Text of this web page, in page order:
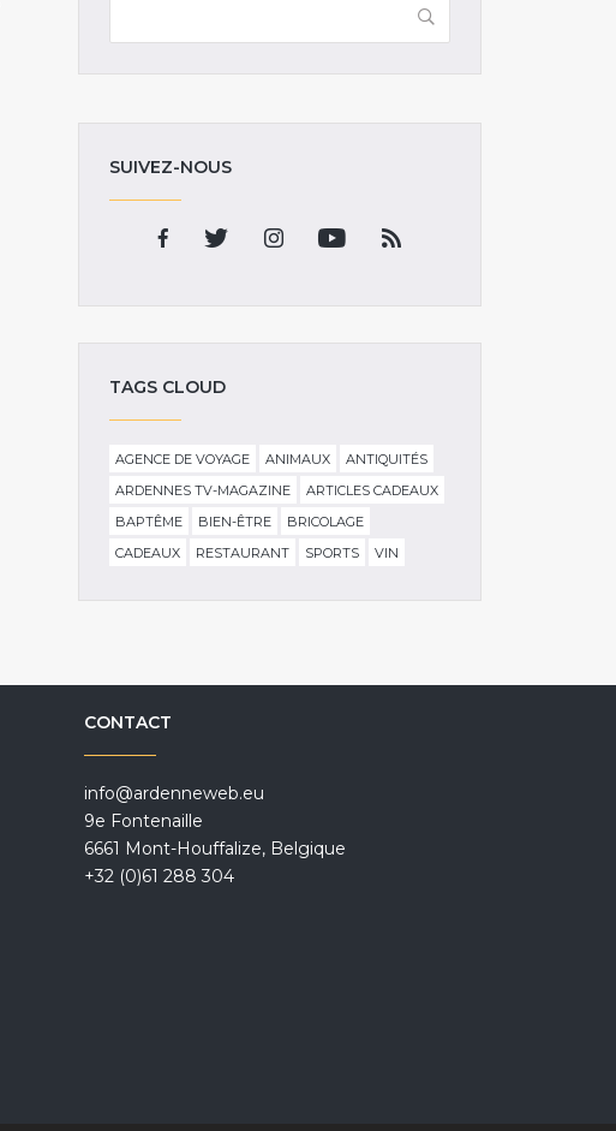
SUIVEZ-NOUS
TAGS CLOUD
AGENCE DE VOYAGE ANIMAUX
ANTIQUITÉS
ARDENNES TV-MAGAZINE
ARTICLES CADEAUX
BAPTÊME
BIEN-ÊTRE
BRICOLAGE
CADEAUX
RESTAURANT SPORTS VIN
CONTACT
info@ardenneweb.eu
9e Fontenaille
6661 Mont-Houffalize, Belgique
+32 (0)61 288 304